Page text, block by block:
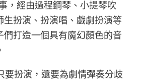
，經由過程鋼琴、小提琴吹
生扮演、扮演唱、戲劇扮演等
們打造一個具有魔幻顏色的音
扮演，還要為劇情彈奏分歧